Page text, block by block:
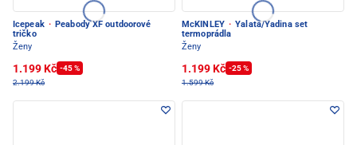
Icepeak · Peabody XF outdoorové
tričko
Ženy
1.199 Kč -45 %
2.199 Kč
McKINLEY · Yalata/Yadina set
termoprádla
Ženy
1.199 Kč -25 %
1.599 Kč